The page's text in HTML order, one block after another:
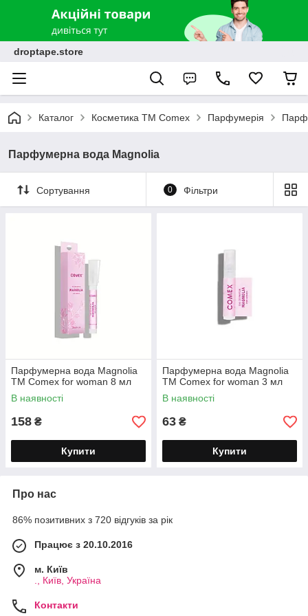
droptape.store
Каталог Косметика ТМ Comex Парфумерія
Парфумерна вода Magnolia
Сортування 0 Фільтри
Парфумерна вода Magnolia
ТМ Comex for woman 8 мл
В наявності
158 ₴
Купити
Парфумерна вода Magnolia
ТМ Comex for woman 3 мл
В наявності
63 ₴
Купити
Про нас
86% позитивних з 720 відгуків за рік
Працює з 20.10.2016
м. Київ
., Київ, Україна
Контакти